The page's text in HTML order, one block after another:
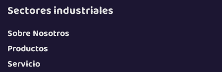
Sectores industriales
Sobre Nosotros
Productos
Servicio